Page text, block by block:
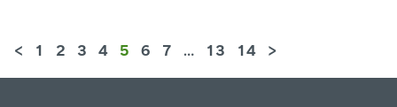
< 1 2 3 4 5 6 7 … 13 14 >